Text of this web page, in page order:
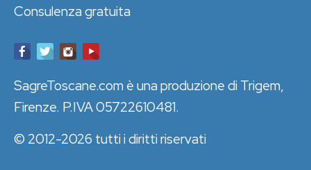
Consulenza gratuita
SagreToscane.com è una produzione di Trigem,
Firenze. P.IVA 05722610481.
© 2012-2026 tutti i diritti riservati